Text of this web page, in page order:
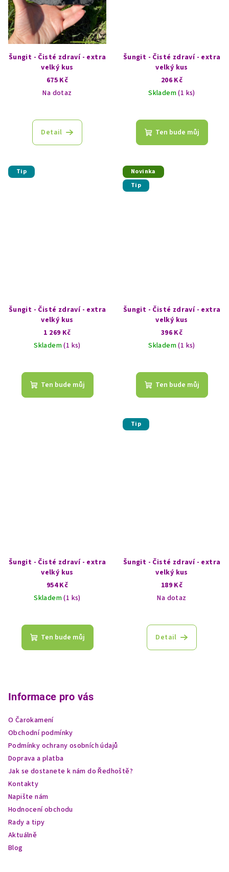
Šungit - Čisté zdraví - extra
velký kus
675 Kč
Na dotaz
Detail
Šungit - Čisté zdraví - extra
velký kus
206 Kč
Skladem(1 ks)
Ten bude můj
Tip
Šungit - Čisté zdraví - extra
velký kus
1 269 Kč
Skladem(1 ks)
Ten bude můj
Novinka
Tip
Šungit - Čisté zdraví - extra
velký kus
396 Kč
Skladem(1 ks)
Ten bude můj
Šungit - Čisté zdraví - extra
velký kus
954 Kč
Skladem(1 ks)
Ten bude můj
Tip
Šungit - Čisté zdraví - extra
velký kus
189 Kč
Na dotaz
Detail
Informace pro vás
O Čarokamení
Obchodní podmínky
Podmínky ochrany osobních údajů
Doprava a platba
Jak se dostanete k nám do Ředhoště?
Kontakty
Napište nám
Hodnocení obchodu
Rady a tipy
Aktuálně
Blog